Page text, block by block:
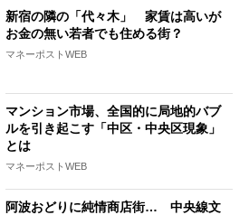
新宿の隣の「代々木」 家賃は高いが
お金の無い若者でも住める街？
マネーポストWEB
マンション市場、全国的に局地的バブ
ルを引き起こす「中区・中央区現象」
とは
マネーポストWEB
阿波おどりに純情商店街… 中央線文